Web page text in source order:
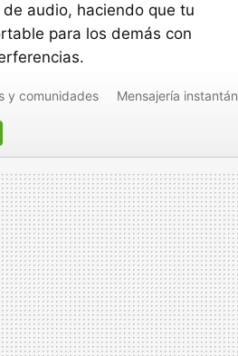
audio, haciendo que tu
para los demás con
y comunidades Mensajería